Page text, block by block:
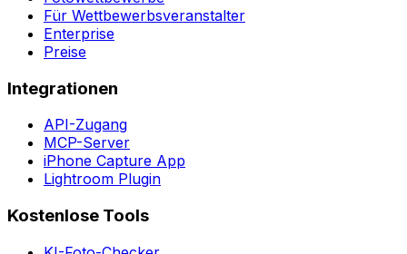
Für Wettbewerbsveranstalter
Enterprise
Preise
Integrationen
API-Zugang
MCP-Server
iPhone Capture App
Lightroom Plugin
Kostenlose Tools